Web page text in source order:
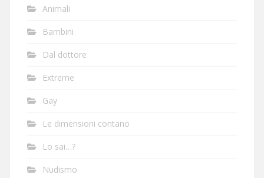
Animali
Bambini
Dal dottore
Extreme
Gay
Le dimensioni contano
Lo sai…?
Nudismo